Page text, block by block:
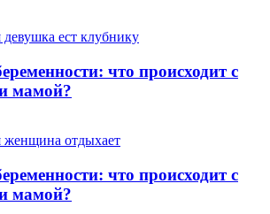
что происходит с
мамой?
что происходит с
мамой?